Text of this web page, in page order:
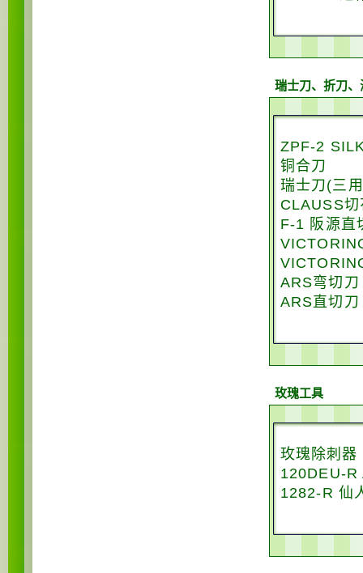
瑞士刀、折刀、
ZPF-2
铜合刀
瑞士刀(三
CLAUSS切
F-1 阪源直
ARS弯切刀
ARS直切刀
玫瑰工具
玫瑰除刺器
120DEU-R
1282-R 仙